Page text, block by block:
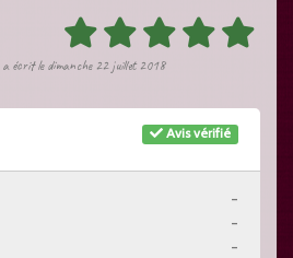
a écrit le dimanche 22 juillet 2018
Avis vérifié
-
-
-